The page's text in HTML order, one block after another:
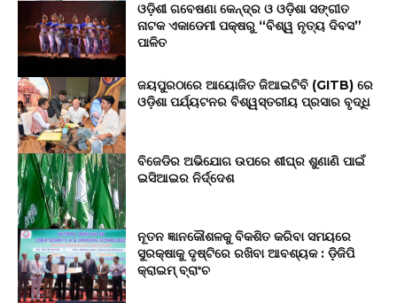
ଓଡ଼ିଶୀ ଗବେଷଣା କେନ୍ଦ୍ର ଓ ଓଡ଼ିଶା ସଙ୍ଗୀତ
ନାଟକ ଏକାଡେମୀ ପକ୍ଷରୁ “ବିଶ୍ୱ ନୃତ୍ୟ ଦିବସ”
ପାଳିତ
ଜୟପୁରଠାରେ ଆୟୋଜିତ ଜିଆଇଟିବି (GITB) ରେ
ଓଡ଼ିଶା ପର୍ଯ୍ୟଟନର ବିଶ୍ୱସ୍ତରୀୟ ପ୍ରସାର ବୃଦ୍ଧି
ବିଜେଡିର ଅଭିଯୋଗ ଉପରେ ଶୀଘ୍ର ଶୁଣାଣି ପାଇଁ
ଇସିଆଇର ନିର୍ଦ୍ଦେଶ
ନୂତନ ଜ୍ଞାନକୌଶଳକୁ ବିକଶିତ କରିବା ସମୟରେ
ସୁରକ୍ଷାକୁ ଦୃଷ୍ଟିରେ ରଖିବା ଆବଶ୍ୟକ : ଡ଼ିଜିପି
କ୍ରାଇମ୍ ବ୍ରାଂଚ